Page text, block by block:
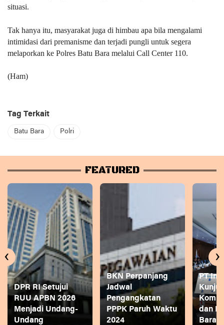
situasi.
Tak hanya itu, masyarakat juga di himbau apa bila mengalami
intimidasi dari premanisme dan terjadi pungli untuk segera
melaporkan ke Polres Batu Bara melalui Call Center 110.
(Ham)
Tag Terkait
Batu Bara Polri
FEATURED
DPR RI Setujui
RUU APBN 2026
Menjadi Undang-
Undang
BKN Perpanjang
Jadwal
Pengangkatan
PPPK Paruh Waktu
2024
PT
dan
Bara
‹ ›